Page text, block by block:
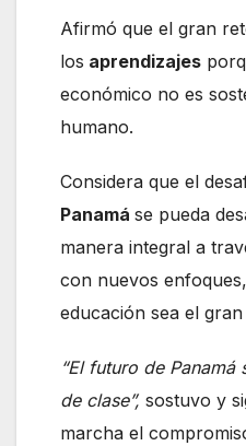
Afirmó que el gran
los aprendizajes
económico no es
humano.
Considera que el
Panamá se pueda
manera integral a
con nuevos
educación sea el
“El futuro de Panamá
de clase”, sostuvo y
marcha el